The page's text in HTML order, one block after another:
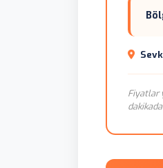
Fiyatlar